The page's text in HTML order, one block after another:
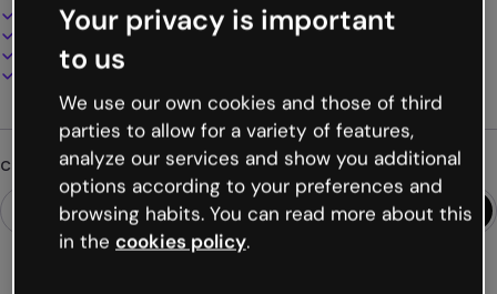
100% personalizzabile
Aggiungi audio, video e multimedia
Presenta, condividi o pubblica online
Scarica in PDF, MP4 e altri formati
Cerchi qualcosa di diverso?
Your privacy is important
to us
We use our own cookies and those of third
parties to allow for a variety of features,
analyze our services and show you additional
options according to your preferences and
browsing habits. You can read more about this
in the cookies policy.